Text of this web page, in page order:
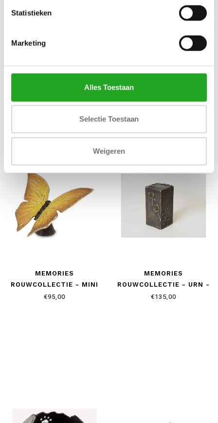
Statistieken
Marketing
Alles Toestaan
Selectie Toestaan
Weigeren
ROUWCOLLECTIE - URN -
ROUWCOLLECTIE - URN -
MEMORIES
ROUWCOLLECTIE - MINI
URN - YELLOW
€95,00
MEMORIES
ROUWCOLLECTIE - URN -
WITH US FOREVER
€135,00